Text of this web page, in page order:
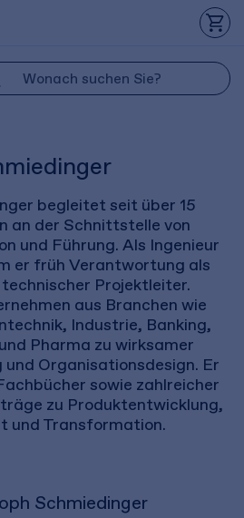
begleitet seit über 15
an der Schnittstelle von
und Führung. Als Ingenieur
er früh Verantwortung als
Projektleiter.
aus Branchen wie
Industrie, Banking,
Pharma zu wirksamer
Organisationsdesign. Er
sowie zahlreicher
zu Produktentwicklung,
und Transformation.
Schmiedinger